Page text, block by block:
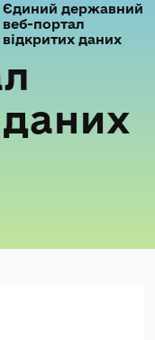
Єдиний державний
веб-портал
відкритих даних